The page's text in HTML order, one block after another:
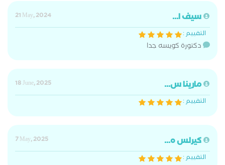
سيف ا...
21 May, 2024
التقييم :
دكتورة كويسه جدا
مارينا س...
18 June, 2025
التقييم :
كيرلس ه...
7 May, 2025
التقييم :